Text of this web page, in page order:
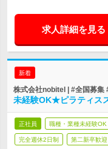
求人詳細を見る
新着
株式会社nobitel | #全国募集
未経験OK★ピラティス
正社員 職種・業種未経験OK
完全週休2日制 第二新卒歓迎